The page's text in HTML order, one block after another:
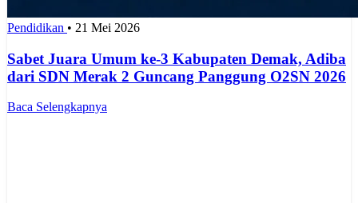
Pendidikan • 21 Mei 2026
Sabet Juara Umum ke-3 Kabupaten Demak, Adiba
dari SDN Merak 2 Guncang Panggung O2SN 2026
Baca Selengkapnya